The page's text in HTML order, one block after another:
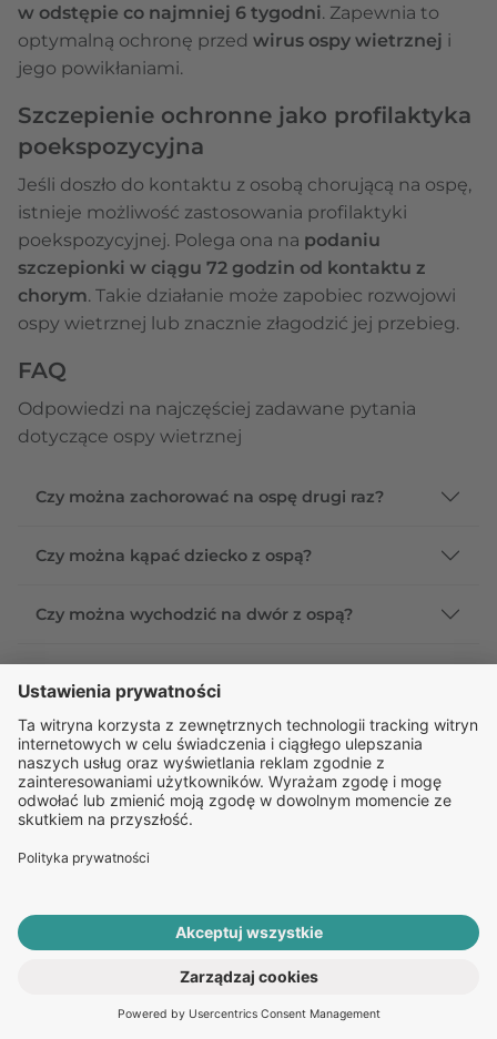
ROZPOCZNIJ E-KONSULTACJĘ
w odstępie co najmniej 6 tygodni. Zapewnia to
optymalną ochronę przed wirus ospy wietrznej i
jego powikłaniami.
Szczepienie ochronne jako profilaktyka
poekspozycyjna
Jeśli doszło do kontaktu z osobą chorującą na ospę,
istnieje możliwość zastosowania profilaktyki
poekspozycyjnej. Polega ona na podaniu
szczepionki w ciągu 72 godzin od kontaktu z
chorym. Takie działanie może zapobiec rozwojowi
ospy wietrznej lub znacznie złagodzić jej przebieg.
FAQ
Odpowiedzi na najczęściej zadawane pytania
dotyczące ospy wietrznej
Czy można zachorować na ospę drugi raz?
Czy można kąpać dziecko z ospą?
Czy można wychodzić na dwór z ospą?
Czy ospa wietrzna jest groźna w ciąży?
Jak odróżnić ospę od półpaśca?
Czy po ospie zostają blizny?
Jakie są objawy przy ospie?
Ile dni zaraża się ospą?